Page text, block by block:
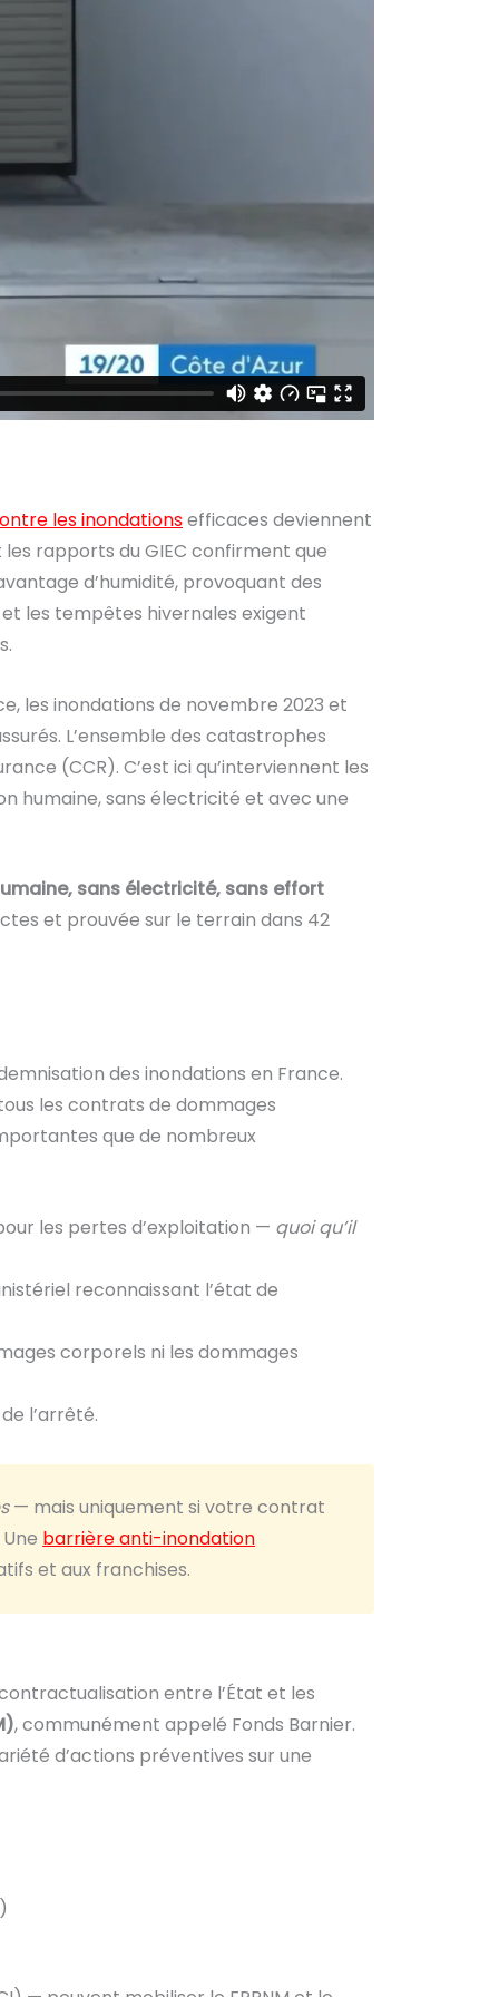
les inondationsefficaces deviennent
rapports du GIEC confirment que
d’humidité, provoquant des
les tempêtes hivernales exigent
les inondations de novembre 2023 et
L’ensemble des catastrophes
(CCR). C’est ici qu’interviennent les
humaine, sans électricité et avec une
sans électricité, sans effort
et prouvée sur le terrain dans 42
des inondations en France.
les contrats de dommages
que de nombreux
les pertes d’exploitation — quoi qu’il
reconnaissant l’état de
corporels ni les dommages
l’arrêté.
— mais uniquement si votre contrat
barrière anti-inondation
et aux franchises.
entre l’État et les
, communément appelé Fonds Barnier.
d’actions préventives sur une